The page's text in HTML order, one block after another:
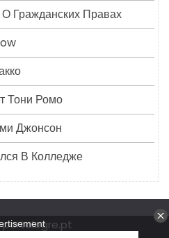
Гражданских Правах
Тони Ромо
Джонсон
В Колледже